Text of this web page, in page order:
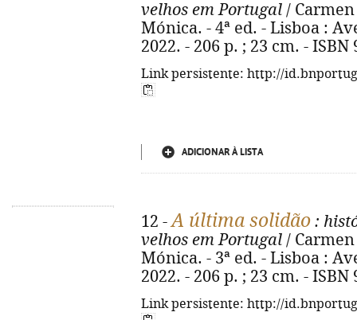
velhos em Portugal /
Mónica. - 4ª ed. - Lisboa :
2022. - 206 p. ; 23 cm. - ISBN
Link persistente: http://
ADICIONAR À LISTA
12 -A última solidão :
velhos em Portugal /
Mónica. - 3ª ed. - Lisboa :
2022. - 206 p. ; 23 cm. - ISBN
Link persistente: http://